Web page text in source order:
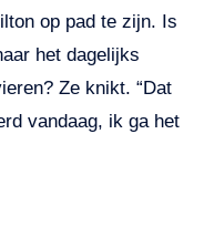
op pad te zijn. Is
het dagelijks
Ze knikt. “Dat
vandaag, ik ga het